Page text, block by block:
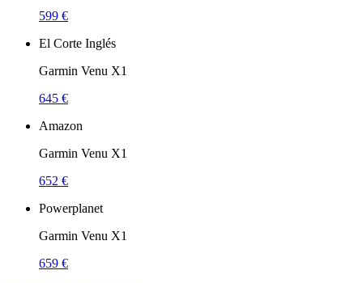
599 €
El Corte Inglés
Garmin Venu X1
645 €
Amazon
Garmin Venu X1
652 €
Powerplanet
Garmin Venu X1
659 €